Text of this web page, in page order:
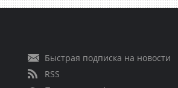
Быстрая подписка на новости
RSS